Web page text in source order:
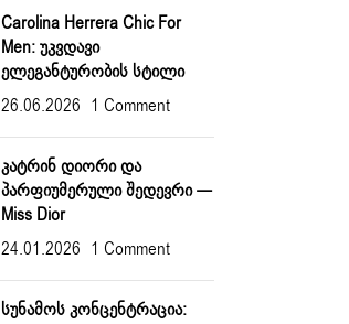
Carolina Herrera Chic For
Men: Უკვდავი
Ელეგანტურობის Სტილი
26.06.2026 1 Comment
Კატრინ Დიორი Და
Პარფიუმერული Შედევრი —
Miss Dior
24.01.2026 1 Comment
Სუნამოს Კონცენტრაცია: